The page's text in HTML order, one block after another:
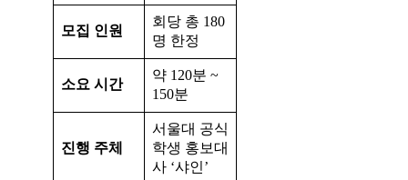
모집 인원
회당 총 180
명 한정
소요 시간
약 120분 ~
150분
진행 주체
서울대 공식
학생 홍보대
사 ‘샤인’